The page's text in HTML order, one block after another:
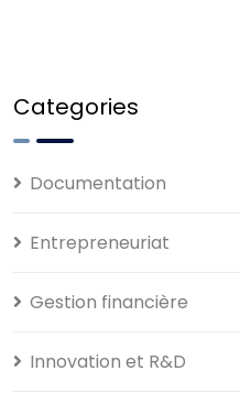
Categories
Documentation
Entrepreneuriat
Gestion financière
Innovation et R&D